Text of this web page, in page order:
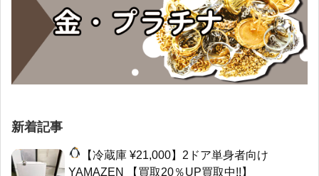
新着記事
【冷蔵庫 ¥21,000】2ドア単身者向け
YAMAZEN 【買取20％UP買取中!!】